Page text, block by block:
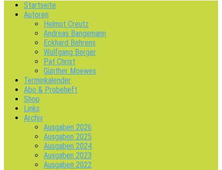
Startseite
Autoren
Helmut Creutz
Andreas Bangemann
Eckhard Behrens
Wolfgang Berger
Pat Christ
Günther Moewes
Terminkalender
Abo & Probeheft
Shop
Links
Archiv
Ausgaben 2026
Ausgaben 2025
Ausgaben 2024
Ausgaben 2023
Ausgaben 2022